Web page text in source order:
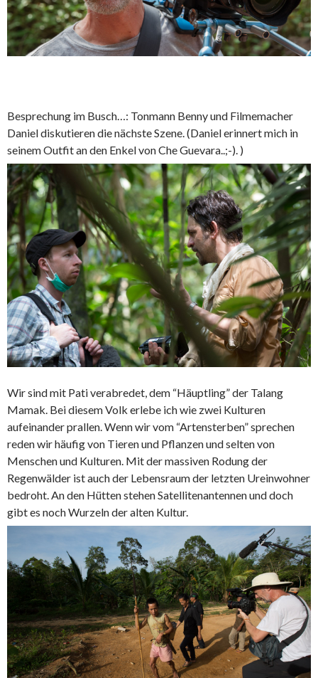
Besprechung im Busch…: Tonmann Benny und Filmemacher
Daniel diskutieren die nächste Szene. (Daniel erinnert mich in
seinem Outfit an den Enkel von Che Guevara..;-). )
Wir sind mit Pati verabredet, dem “Häuptling” der Talang
Mamak. Bei diesem Volk erlebe ich wie zwei Kulturen
aufeinander prallen. Wenn wir vom “Artensterben” sprechen
reden wir häufig von Tieren und Pflanzen und selten von
Menschen und Kulturen. Mit der massiven Rodung der
Regenwälder ist auch der Lebensraum der letzten Ureinwohner
bedroht. An den Hütten stehen Satellitenantennen und doch
gibt es noch Wurzeln der alten Kultur.